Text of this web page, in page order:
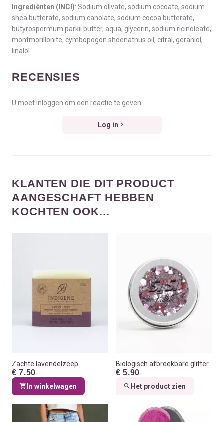
Ingrediënten (INCI): Sodium olivate, sodium cocoate, sodium
shea butterate, sodium canolate, sodium cocoa butterate,
butyrospermum parkii butter, aqua, glycerin, sodium ricinoleate,
montmorillonite, cymbopogon shoenathus oil, citral, geraniol,
linalol.
RECENSIES
U moet inloggen om een reactie te geven
Log in
KLANTEN DIE DIT PRODUCT
AANGESCHAFT HEBBEN
KOCHTEN OOK...
Zachte lavendelzeep
€ 7.50
In winkelwagen
Biologisch afbreekbare glitter
€ 5.90
Het product zien